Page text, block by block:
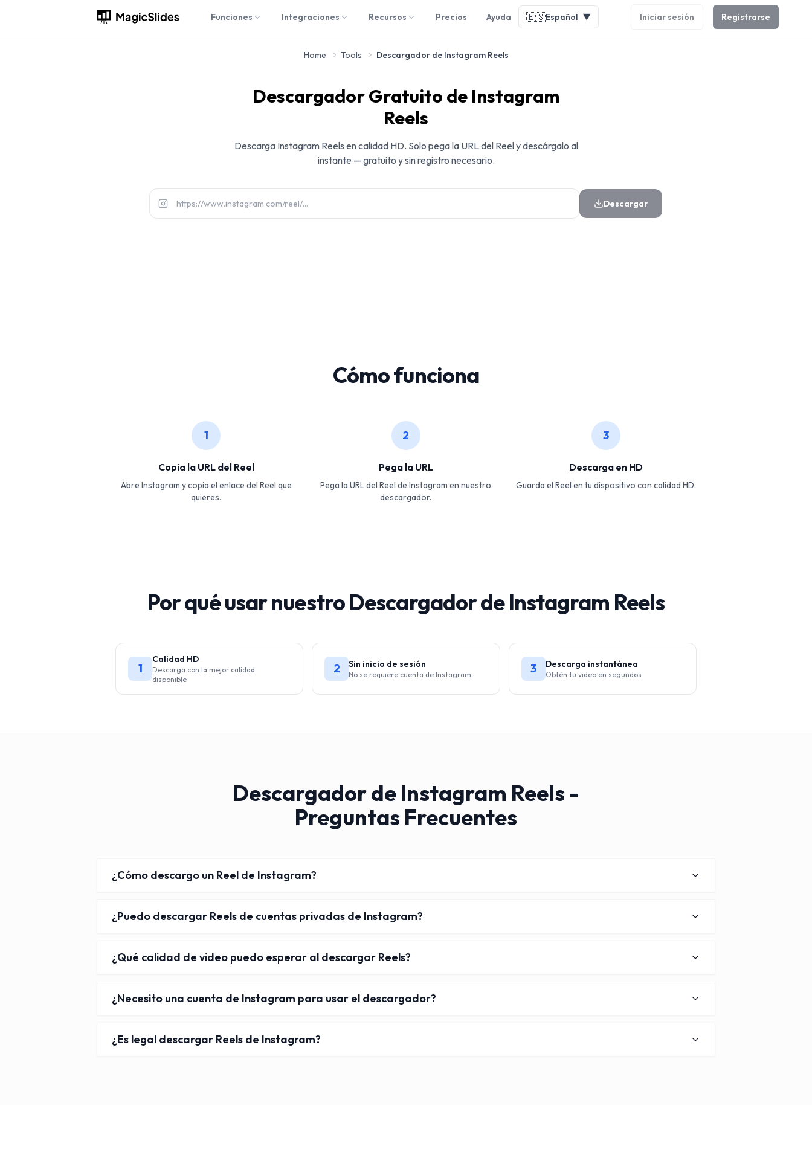
Funciones Integraciones Recursos Precios Ayuda 🇪🇸Español ▼ Iniciar sesión Registrarse
Home Tools Descargador de Instagram Reels
Descargador Gratuito de Instagram
Reels
Descarga Instagram Reels en calidad HD. Solo pega la URL del Reel y descárgalo al
instante — gratuito y sin registro necesario.
Descargar
Cómo funciona
1
Copia la URL del Reel
Abre Instagram y copia el enlace del Reel que
quieres.
2
Pega la URL
Pega la URL del Reel de Instagram en nuestro
descargador.
3
Descarga en HD
Guarda el Reel en tu dispositivo con calidad HD.
Por qué usar nuestro Descargador de Instagram Reels
1
Calidad HD
Descarga con la mejor calidad
disponible
2 Sin inicio de sesión
No se requiere cuenta de Instagram 3 Descarga instantánea
Obtén tu video en segundos
Descargador de Instagram Reels -
Preguntas Frecuentes
¿Cómo descargo un Reel de Instagram?
¿Puedo descargar Reels de cuentas privadas de Instagram?
¿Qué calidad de video puedo esperar al descargar Reels?
¿Necesito una cuenta de Instagram para usar el descargador?
¿Es legal descargar Reels de Instagram?